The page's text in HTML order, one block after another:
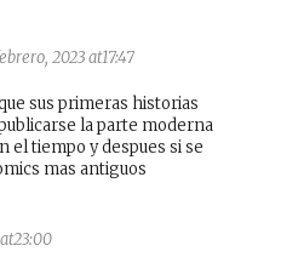
2023 at17:47
sus primeras historias
la parte moderna
el tiempo y despues si se
mas antiguos